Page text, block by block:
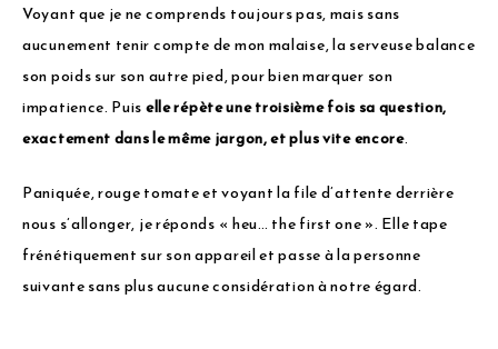
Voyant que je ne comprends toujours pas, mais sans
aucunement tenir compte de mon malaise, la serveuse balance
son poids sur son autre pied, pour bien marquer son
impatience. Puiselle répète une troisième fois sa question,
exactement dans le même jargon, et plus vite encore.
Paniquée, rouge tomate et voyant la file d’attente derrière
nous s’allonger, je réponds « heu… the first one ». Elle tape
frénétiquement sur son appareil et passe à la personne
suivante sans plus aucune considération à notre égard.